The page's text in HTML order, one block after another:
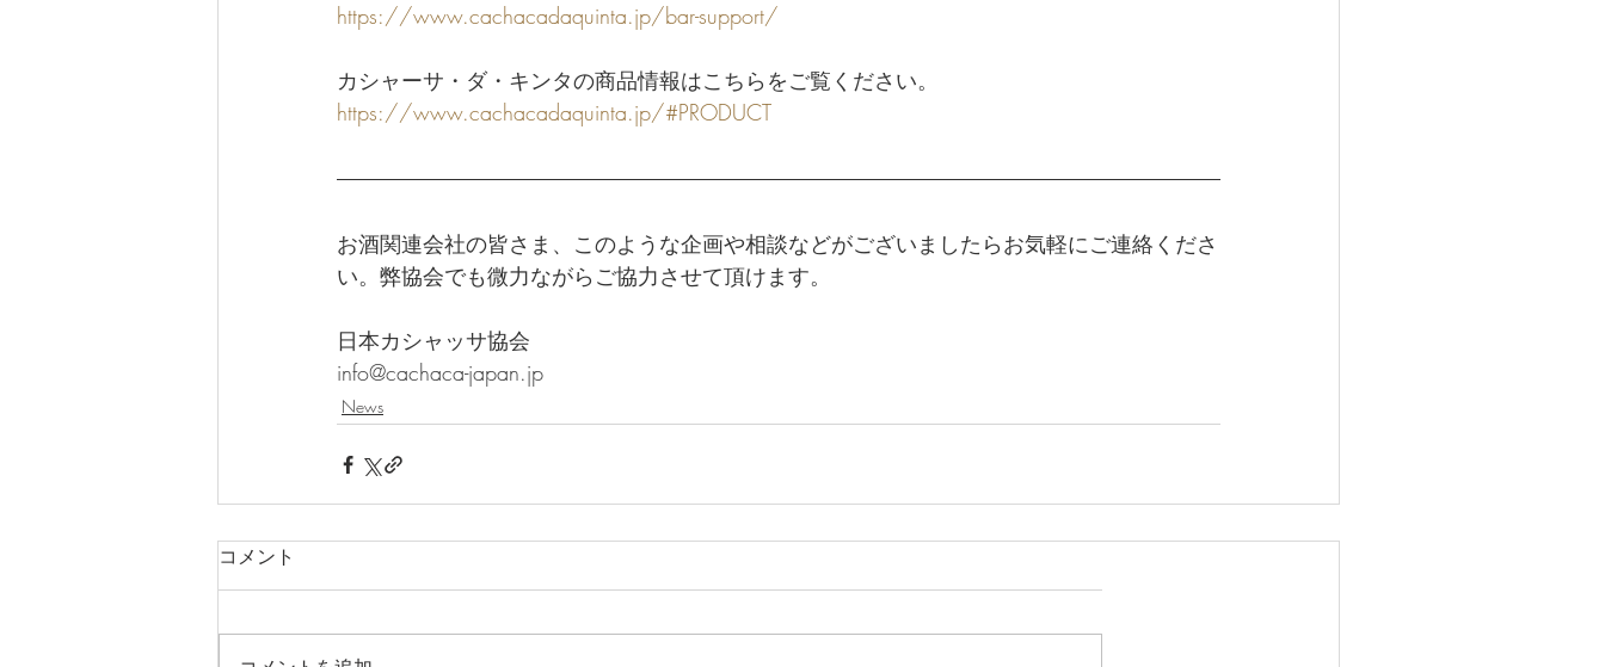
https://www.cachacadaquinta.jp/bar-support/
カシャーサ・ダ・キンタの商品情報はこちらをご覧ください。
https://www.cachacadaquinta.jp/#PRODUCT
お酒関連会社の皆さま、このような企画や相談などがございましたらお気軽にご連絡くださ
い。弊協会でも微力ながらご協力させて頂けます。
日本カシャッサ協会
info@cachaca-japan.jp
News
コメント